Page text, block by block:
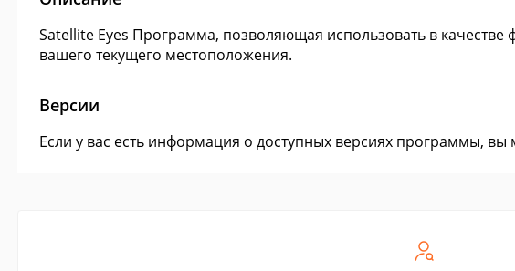
Satellite Eyes Программа, позволяющая использовать в качестве
вашего текущего местоположения.
Версии
Если у вас есть информация о доступных версиях программы,